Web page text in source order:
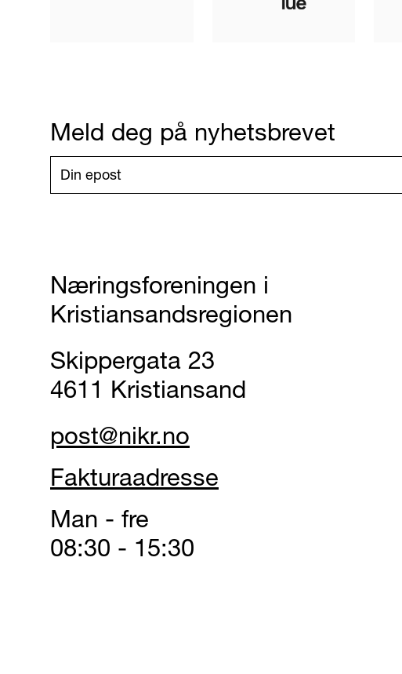
Meld deg på nyhetsbrevet
Næringsforeningen i
Kristiansandsregionen
Skippergata 23
4611 Kristiansand
post@nikr.no
Fakturaadresse
Man - fre
08:30 - 15:30